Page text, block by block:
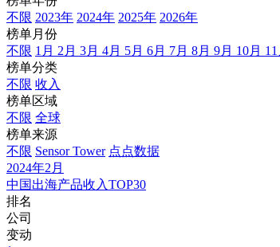
不限 2023年 2024年 2025年 2026年
榜单月份
不限 1月 2月 3月 4月 5月 6月 7月 8月 9月 10月 11
榜单分类
不限 收入
榜单区域
不限 全球
榜单来源
不限 Sensor Tower 点点数据
2024年2月
中国出海产品收入TOP30
排名
公司
变动